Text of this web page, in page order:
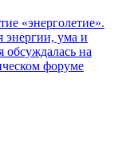
«энерголетие».
энергии, ума и
обсуждалась на
форуме